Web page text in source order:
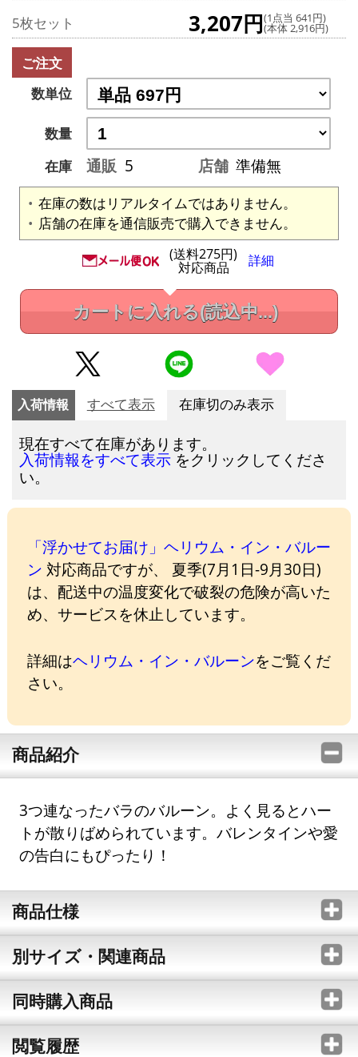
5枚セット 3,207円(1点当 641円)
(本体 2,916円)
ご注文
数単位
数量
在庫
通販 5 店舗 準備無
在庫の数はリアルタイムではありません。
店舗の在庫を通信販売で購入できません。
(送料275円)
対応商品 詳細
カートに入れる(読込中...)
入荷情報 すべて表示 在庫切のみ表示
現在すべて在庫があります。
入荷情報をすべて表示 をクリックしてくださ
い。
「浮かせてお届け」ヘリウム・イン・バルー
ン 対応商品ですが、 夏季(7月1日-9月30日)
は、配送中の温度変化で破裂の危険が高いた
め、サービスを休止しています。
詳細はヘリウム・イン・バルーンをご覧くだ
さい。
商品紹介
3つ連なったバラのバルーン。よく見るとハー
トが散りばめられています。バレンタインや愛
の告白にもぴったり！
商品仕様
別サイズ・関連商品
同時購入商品
閲覧履歴